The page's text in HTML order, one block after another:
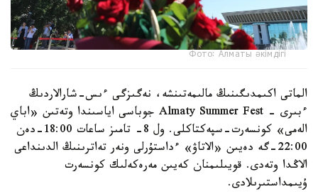
Фото: Алматы әкімдігі
الماتى اكىمدىگىنىڭ مالىمەتىنشە، نەگىزگى ءىس-شارالاردىڭ
ءبىرى - Almaty Summer Fest جوباسى اياسىندا وتەتىن «اباي
الەمى» كونسەرت-سپەكتاكلى. ول 8- تامىز ساعات 18:00-دەن
22:00-گە دەيىن «الاتاۋ» ءداستۇرلى ونەر تەاترىنىڭ الدىنداعى
الاڭدا وتەدى. قويىلىمنان كەيىن مەرەكەلىك كونسەرت
ۇيىمداستىرىلادى.